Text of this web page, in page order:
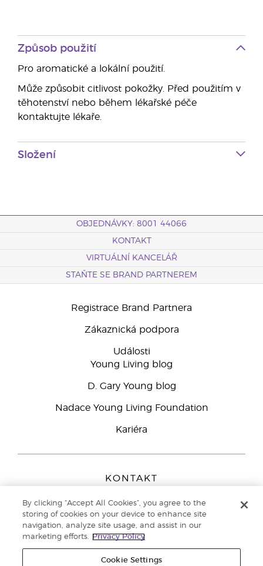
Způsob použití
Pro aromatické a lokální použití.
Může způsobit citlivost pokožky. Před použitím v
těhotenství nebo během lékařské péče
kontaktujte lékaře.
Složení
OBJEDNÁVKY: 8001 44066
KONTAKT
VIRTUÁLNÍ KANCELÁŘ
STAŇTE SE BRAND PARTNEREM
Registrace Brand Partnera
Zákaznická podpora
Události
Young Living blog
D. Gary Young blog
Nadace Young Living Foundation
Kariéra
KONTAKT
Peizerweg 97
9727 AJ Groningen
Netherlands
Zákaznická podpora800 144 066
By clicking “Accept All Cookies”, you agree to the
storing of cookies on your device to enhance site
navigation, analyze site usage, and assist in our
marketing efforts.
Privacy Policy
Cookie Settings